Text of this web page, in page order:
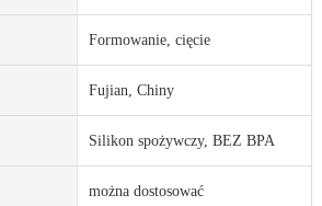
Formowanie, cięcie
Fujian, Chiny
Silikon spożywczy, BEZ BPA
można dostosować